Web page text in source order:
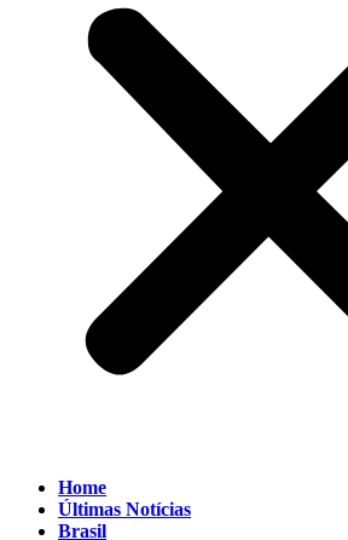
Home
Últimas Notícias
Brasil